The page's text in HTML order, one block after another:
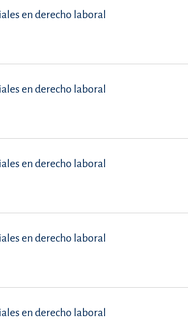
en derecho laboral
en derecho laboral
en derecho laboral
en derecho laboral
en derecho laboral